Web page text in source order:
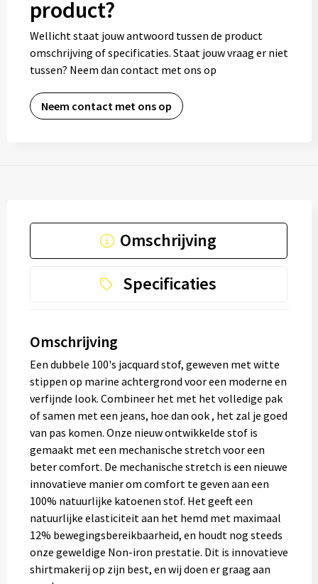
product?
Wellicht staat jouw antwoord tussen de product
omschrijving of specificaties. Staat jouw vraag er niet
tussen? Neem dan contact met ons op
Neem contact met ons op
Omschrijving
Specificaties
Omschrijving
Een dubbele 100's jacquard stof, geweven met witte
stippen op marine achtergrond voor een moderne en
verfijnde look. Combineer het met het volledige pak
of samen met een jeans, hoe dan ook , het zal je goed
van pas komen. Onze nieuw ontwikkelde stof is
gemaakt met een mechanische stretch voor een
beter comfort. De mechanische stretch is een nieuwe
innovatieve manier om comfort te geven aan een
100% natuurlijke katoenen stof. Het geeft een
natuurlijke elasticiteit aan het hemd met maximaal
12% bewegingsbereikbaarheid, en houdt nog steeds
onze geweldige Non-iron prestatie. Dit is innovatieve
shirtmakerij op zijn best, en wij doen er graag aan